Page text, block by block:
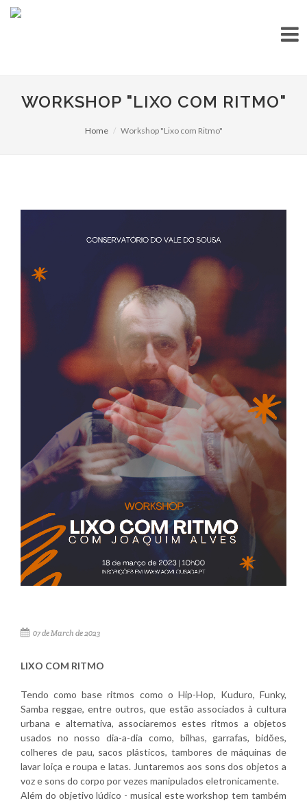
WORKSHOP "LIXO COM RITMO"
Home Workshop "Lixo com Ritmo"
07 de March de 2023
LIXO COM RITMO
Tendo como base ritmos como o Hip-Hop, Kuduro, Funky,
Samba reggae, entre outros, que estão associados à cultura
urbana e alternativa, associaremos estes ritmos a objetos
usados no nosso dia-a-dia como, bilhas, garrafas, bidões,
colheres de pau, sacos plásticos, tambores de máquinas de
lavar loiça e roupa e latas. Juntaremos aos sons dos objetos a
voz e sons do corpo por vezes manipulados eletronicamente.
Além do objetivo lúdico - musical este workshop tem também